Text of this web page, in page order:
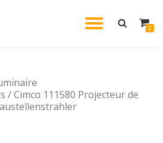
0
/ Cimco 111580 Projecteur de